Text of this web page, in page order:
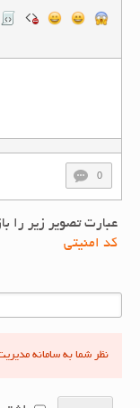
عبارت تصویر زیر را
کد امنیتی
نظر شما به سامانه